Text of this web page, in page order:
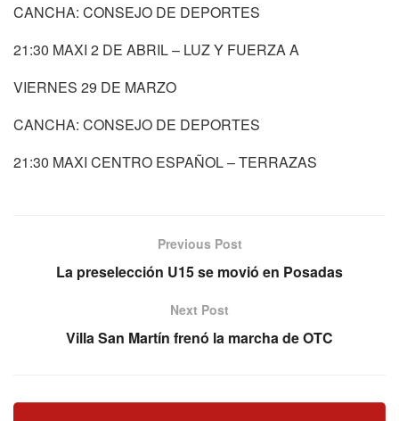
CANCHA: CONSEJO DE DEPORTES
21:30 MAXI 2 DE ABRIL – LUZ Y FUERZA A
VIERNES 29 DE MARZO
CANCHA: CONSEJO DE DEPORTES
21:30 MAXI CENTRO ESPAÑOL – TERRAZAS
Previous Post
La preselección U15 se movió en Posadas
Next Post
Villa San Martín frenó la marcha de OTC